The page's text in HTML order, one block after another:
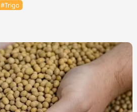
#Trigo